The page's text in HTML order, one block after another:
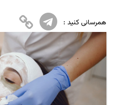
همرسانی کنید :